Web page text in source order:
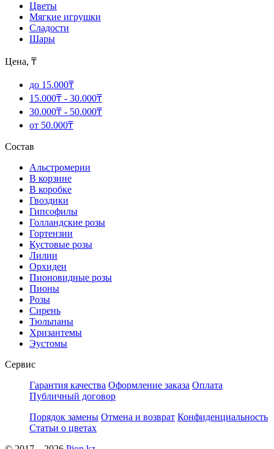
Цветы
Мягкие игрушки
Сладости
Шары
Цена, ₸
до 15.000₸
15.000₸ - 30.000₸
30.000₸ - 50.000₸
от 50.000₸
Состав
Альстромерии
В корзине
В коробке
Гвоздики
Гипсофилы
Голландские розы
Гортензии
Кустовые розы
Лилии
Орхидеи
Пионовидные розы
Пионы
Розы
Сирень
Тюльпаны
Хризантемы
Эустомы
Сервис
Гарантия качества Оформление заказа Оплата
Публичный договор
Порядок замены Отмена и возврат Конфиденциальность
Статьи о цветах